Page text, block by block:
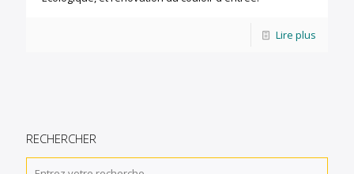
Lire plus
RECHERCHER